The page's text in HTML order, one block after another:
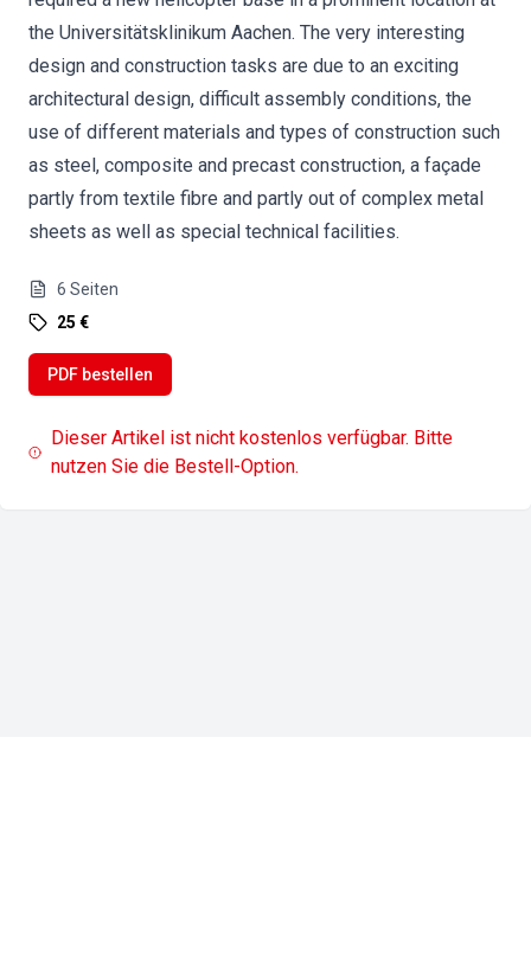
the Universitätsklinikum Aachen. The very interesting
design and construction tasks are due to an exciting
architectural design, difficult assembly conditions, the
use of different materials and types of construction such
as steel, composite and precast construction, a façade
partly from textile fibre and partly out of complex metal
sheets as well as special technical facilities.
6 Seiten
25 €
PDF bestellen
Dieser Artikel ist nicht kostenlos verfügbar. Bitte
nutzen Sie die Bestell-Option.